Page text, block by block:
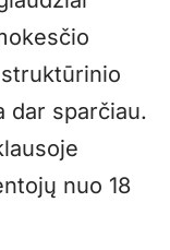
dar sparčiau.
nuo 18